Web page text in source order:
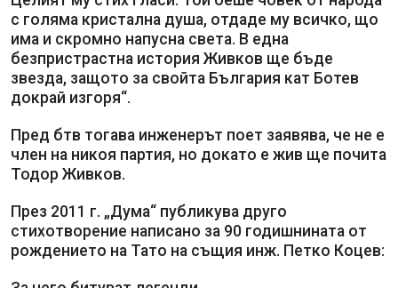
с голяма кристална душа, отдаде му всичко, що
има и скромно напусна света. В една
безпристрастна история Живков ще бъде
звезда, защото за свойта България кат Ботев
докрай изгоря“.
Пред бтв тогава инженерът поет заявява, че не е
член на никоя партия, но докато е жив ще почита
Тодор Живков.
През 2011 г. „Дума“ публикува друго
стихотворение написано за 90 годишнината от
рождението на Тато на същия инж. Петко Коцев: